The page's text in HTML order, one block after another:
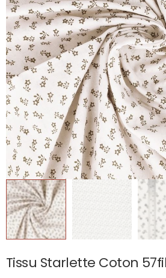
Tissu Starlette Coton